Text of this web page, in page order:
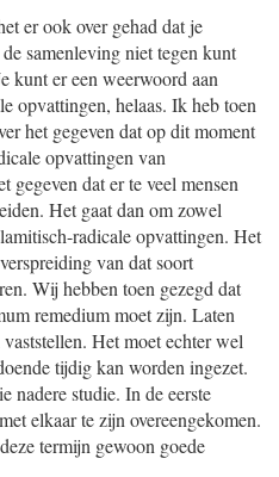
er ook over gehad dat je
samenleving niet tegen kunt
kunt er een weerwoord aan
opvattingen, helaas. Ik heb toen
het gegeven dat op dit moment
opvattingen van
gegeven dat er te veel mensen
Het gaat dan om zowel
radicale opvattingen. Het
van dat soort
Wij hebben toen gezegd dat
remedium moet zijn. Laten
Het moet echter wel
tijdig kan worden ingezet.
nadere studie. In de eerste
elkaar te zijn overeengekomen.
termijn gewoon goede